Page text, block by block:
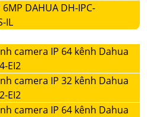
DAHUA DH-IPC-
IL
camera IP 64 kênh Dahua
EI2
camera IP 32 kênh Dahua
EI2
camera IP 64 kênh Dahua